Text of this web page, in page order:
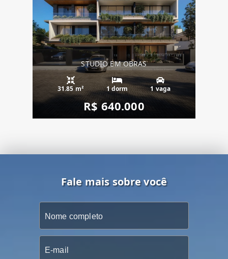
STUDIO EM OBRAS
31.85 m² 1 dorm 1 vaga
R$ 640.000
Fale mais sobre você